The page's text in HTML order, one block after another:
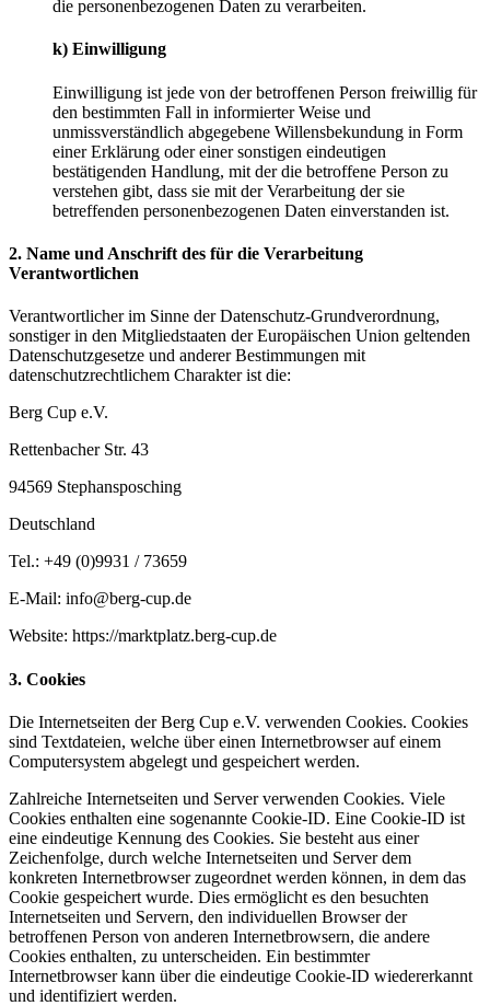
die personenbezogenen Daten zu verarbeiten.
k) Einwilligung
Einwilligung ist jede von der betroffenen Person freiwillig für
den bestimmten Fall in informierter Weise und
unmissverständlich abgegebene Willensbekundung in Form
einer Erklärung oder einer sonstigen eindeutigen
bestätigenden Handlung, mit der die betroffene Person zu
verstehen gibt, dass sie mit der Verarbeitung der sie
betreffenden personenbezogenen Daten einverstanden ist.
2. Name und Anschrift des für die Verarbeitung
Verantwortlichen
Verantwortlicher im Sinne der Datenschutz-Grundverordnung,
sonstiger in den Mitgliedstaaten der Europäischen Union geltenden
Datenschutzgesetze und anderer Bestimmungen mit
datenschutzrechtlichem Charakter ist die:
Berg Cup e.V.
Rettenbacher Str. 43
94569 Stephansposching
Deutschland
Tel.: +49 (0)9931 / 73659
E-Mail: info@berg-cup.de
Website: https://marktplatz.berg-cup.de
3. Cookies
Die Internetseiten der Berg Cup e.V. verwenden Cookies. Cookies
sind Textdateien, welche über einen Internetbrowser auf einem
Computersystem abgelegt und gespeichert werden.
Zahlreiche Internetseiten und Server verwenden Cookies. Viele
Cookies enthalten eine sogenannte Cookie-ID. Eine Cookie-ID ist
eine eindeutige Kennung des Cookies. Sie besteht aus einer
Zeichenfolge, durch welche Internetseiten und Server dem
konkreten Internetbrowser zugeordnet werden können, in dem das
Cookie gespeichert wurde. Dies ermöglicht es den besuchten
Internetseiten und Servern, den individuellen Browser der
betroffenen Person von anderen Internetbrowsern, die andere
Cookies enthalten, zu unterscheiden. Ein bestimmter
Internetbrowser kann über die eindeutige Cookie-ID wiedererkannt
und identifiziert werden.